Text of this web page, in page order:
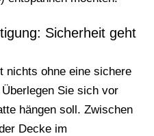
Sicherheit geht
nichts ohne eine sichere
Sie sich vor
hängen soll. Zwischen
Decke im